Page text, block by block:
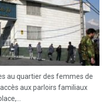
au quartier des femmes de
aux parloirs familiaux